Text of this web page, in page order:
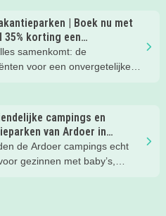
met een lekkere lunch op
en een duik in zee. Heerlijk!
| Boek nu met
35% korting een
samenkomt: de
voor een onvergetelijke
campings en
van Ardoer in
de Ardoer campings echt
gezinnen met baby’s,